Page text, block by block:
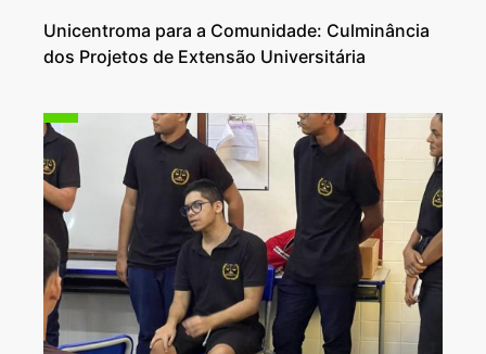
Unicentroma para a Comunidade: Culminância
dos Projetos de Extensão Universitária